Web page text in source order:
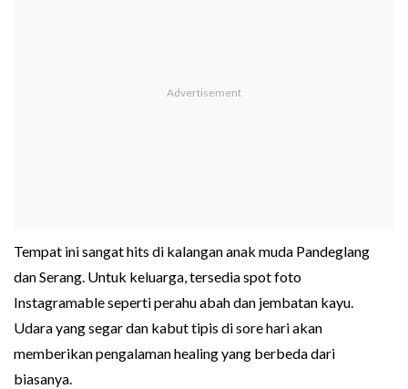
Tempat ini sangat hits di kalangan anak muda Pandeglang
dan Serang. Untuk keluarga, tersedia spot foto
Instagramable seperti perahu abah dan jembatan kayu.
Udara yang segar dan kabut tipis di sore hari akan
memberikan pengalaman healing yang berbeda dari
biasanya.